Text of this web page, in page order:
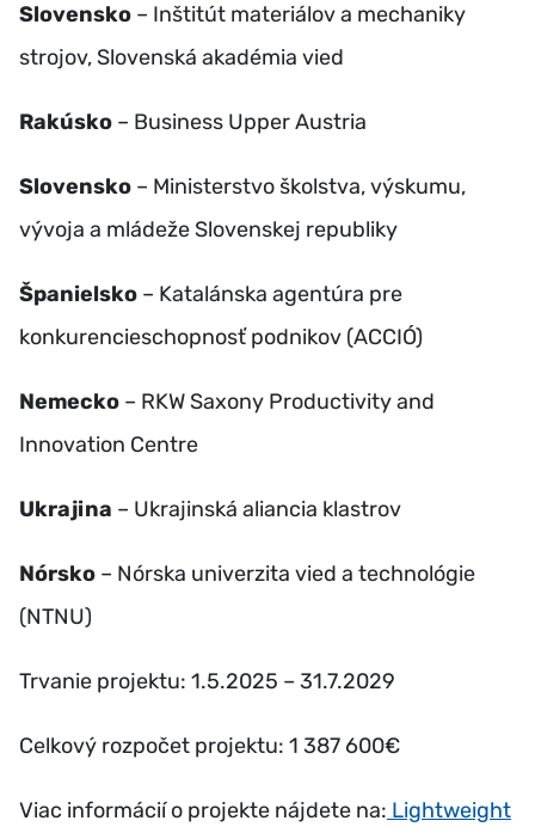
Slovensko – Inštitút materiálov a mechaniky
strojov, Slovenská akadémia vied
Rakúsko – Business Upper Austria
Slovensko – Ministerstvo školstva, výskumu,
vývoja a mládeže Slovenskej republiky
Španielsko – Katalánska agentúra pre
konkurencieschopnosť podnikov (ACCIÓ)
Nemecko – RKW Saxony Productivity and
Innovation Centre
Ukrajina – Ukrajinská aliancia klastrov
Nórsko – Nórska univerzita vied a technológie
(NTNU)
Trvanie projektu: 1.5.2025 – 31.7.2029
Celkový rozpočet projektu: 1 387 600€
Viac informácií o projekte nájdete na: Lightweight